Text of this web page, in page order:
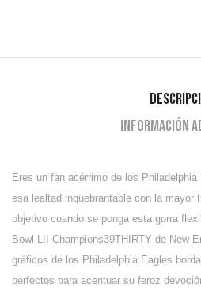
Información
Eres un fan acérrimo de los
esa lealtad inquebrantable con la mayor
objetivo cuando se ponga esta gorra
Bowl LII Champions39THIRTY de New
gráficos de los Philadelphia Eagles
perfectos para acentuar su feroz